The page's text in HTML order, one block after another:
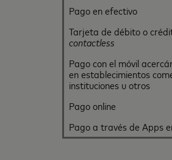
Pago en efectivo
Tarjeta de débito o
contactless
Pago con el móvil
en establecimientos
instituciones u otros
Pago online
Pago a través de Apps